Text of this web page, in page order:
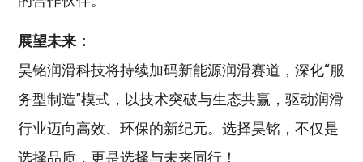
展望未来：
昊铭润滑科技将持续加码新能源润滑赛道，深化“服
务型制造”模式，以技术突破与生态共赢，驱动润滑
行业迈向高效、环保的新纪元。选择昊铭，不仅是
选择品质，更是选择与未来同行！